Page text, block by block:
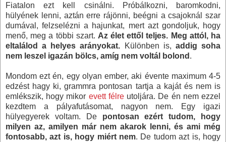
Fiatalon ezt kell csinálni. Próbálkozni, baromkodni,
hülyének lenni, aztán erre rájönni, beégni a csajoknál szar
dumával, felzselézni a hajunkat, mert azt gondoljuk, hogy
menő, meg a többi szart. Az élet ettől teljes. Meg attól, ha
eltalálod a helyes arányokat. Különben is, addig soha
nem leszel igazán bölcs, amíg nem voltál bolond .
Mondom ezt én, egy olyan ember, aki évente maximum 4-5
edzést hagy ki, grammra pontosan tartja a kaját és nem is
emlékszik, hogy mikor evett félreutoljára. De én nem ezzel
kezdtem a pályafutásomat, nagyon nem. Egy igazi
hülyegyerek voltam. De pontosan ezért tudom, hogy
milyen az, amilyen már nem akarok lenni, és ami még
fontosabb, azt is, hogy miért nem. De tudom azt is, hogy